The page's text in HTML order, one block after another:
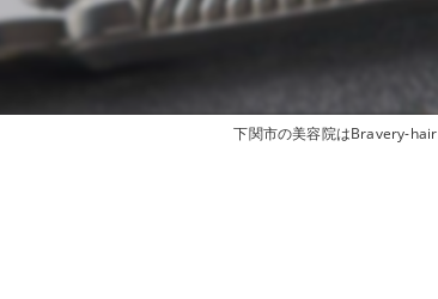
下関市の美容院はBravery-hair